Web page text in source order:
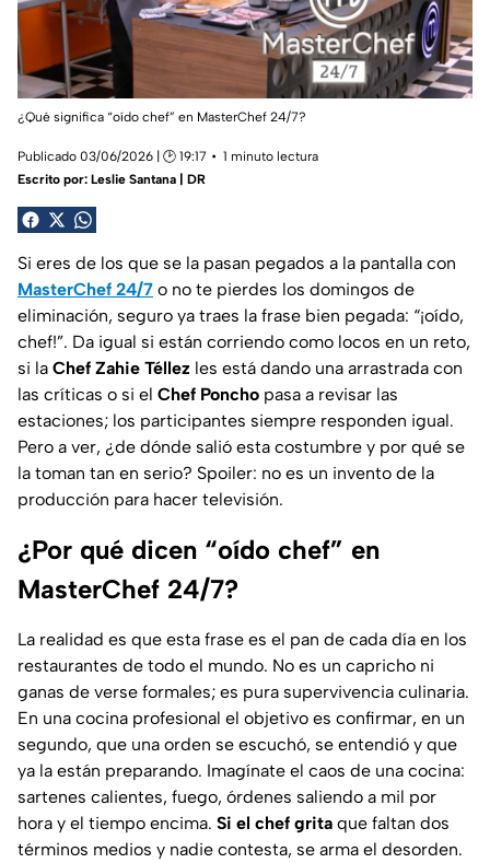
¿Qué significa “oído chef” en MasterChef 24/7?
Publicado 03/06/2026 | 🕑 19:17
1 minuto lectura
Escrito por: Leslie Santana | DR
Si eres de los que se la pasan pegados a la pantalla con
MasterChef 24/7 o no te pierdes los domingos de
eliminación, seguro ya traes la frase bien pegada: “¡oído,
chef!”. Da igual si están corriendo como locos en un reto,
si la Chef Zahie Téllez les está dando una arrastrada con
las críticas o si el Chef Poncho pasa a revisar las
estaciones; los participantes siempre responden igual.
Pero a ver, ¿de dónde salió esta costumbre y por qué se
la toman tan en serio? Spoiler: no es un invento de la
producción para hacer televisión.
¿Por qué dicen “oído chef” en
MasterChef 24/7?
La realidad es que esta frase es el pan de cada día en los
restaurantes de todo el mundo. No es un capricho ni
ganas de verse formales; es pura supervivencia culinaria.
En una cocina profesional el objetivo es confirmar, en un
segundo, que una orden se escuchó, se entendió y que
ya la están preparando. Imagínate el caos de una cocina:
sartenes calientes, fuego, órdenes saliendo a mil por
hora y el tiempo encima. Si el chef grita que faltan dos
términos medios y nadie contesta, se arma el desorden.